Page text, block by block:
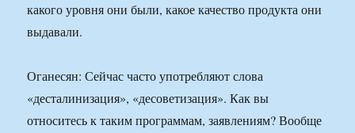
какого уровня они были, какое качество продукта они
выдавали.
Оганесян: Сейчас часто употребляют слова
«десталинизация», «десоветизация». Как вы
относитесь к таким программам, заявлениям? Вообще